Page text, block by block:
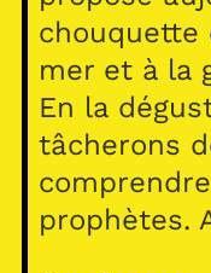
chouquette
mer et à la
En la
tâcherons
prophètes.